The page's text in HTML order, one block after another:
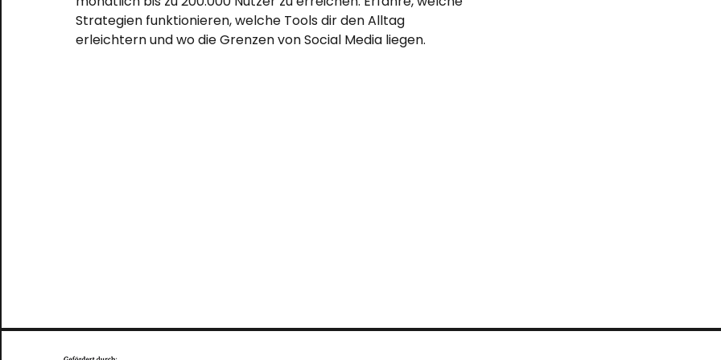
Strategien funktionieren, welche Tools dir den Alltag
erleichtern und wo die Grenzen von Social Media liegen.